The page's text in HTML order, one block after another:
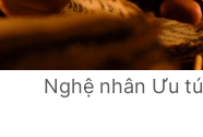
Nghệ nhân Ưu